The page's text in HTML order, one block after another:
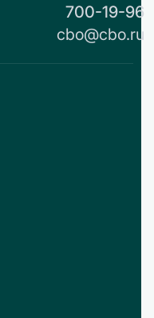
700-19-96
cbo@cbo.ru